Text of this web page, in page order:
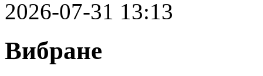
2026-07-31 13:13
Вибране